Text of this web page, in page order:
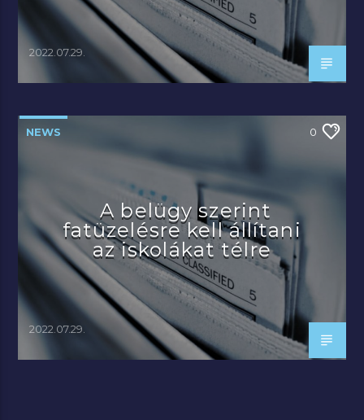
2022.07.29.
NEWS 0
A belügy szerint
fatüzelésre kell állítani
az iskolákat télre
2022.07.29.